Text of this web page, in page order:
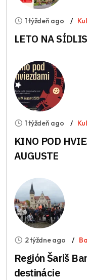
1 týždeň ago
LETO NA
1 týždeň ago
KINO POD
AUGUSTE
2 týždne ago
Región Šariš
destinácie